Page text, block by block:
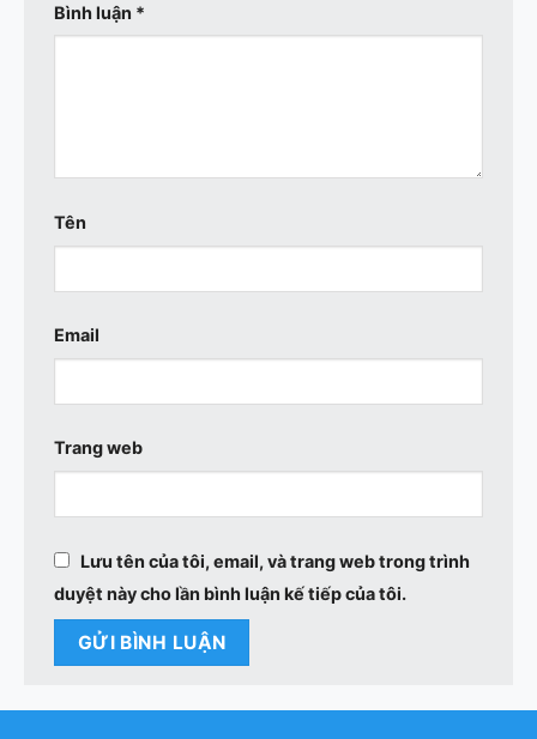
Bình luận *
Tên
Email
Trang web
Lưu tên của tôi, email, và trang web trong trình
duyệt này cho lần bình luận kế tiếp của tôi.